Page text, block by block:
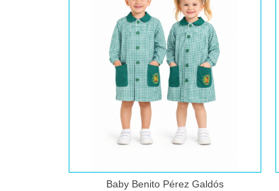
Comprar
Baby Benito Pérez Galdós